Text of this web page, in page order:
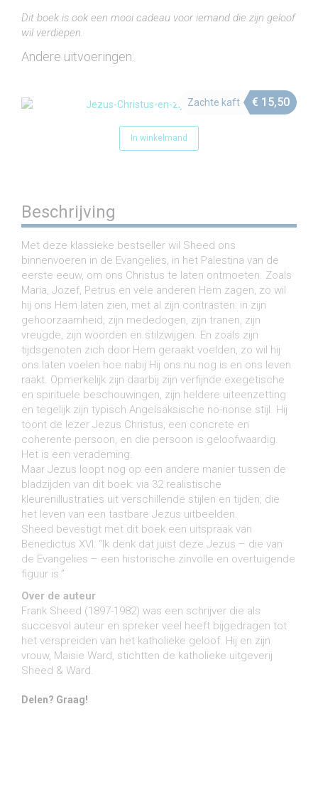
tijd
(e-
aantal
Dit boek is ook een mooi cadeau voor iemand die zijn geloof
wil verdiepen.
Andere uitvoeringen:
€ 15,50
Zachte kaft
In winkelmand
Beschrijving
Met deze klassieke bestseller wil Sheed ons
binnenvoeren in de Evangelies, in het Palestina van de
eerste eeuw, om ons Christus te laten ontmoeten. Zoals
Maria, Jozef, Petrus en vele anderen Hem zagen, zo wil
hij ons Hem laten zien, met al zijn contrasten: in zijn
gehoorzaamheid, zijn mededogen, zijn tranen, zijn
vreugde, zijn woorden en stilzwijgen. En zoals zijn
tijdsgenoten zich door Hem geraakt voelden, zo wil hij
ons laten voelen hoe nabij Hij ons nu nog is en ons leven
raakt. Opmerkelijk zijn daarbij zijn verfijnde exegetische
en spirituele beschouwingen, zijn heldere uiteenzetting
en tegelijk zijn typisch Angelsaksische no-nonse stijl. Hij
toont de lezer Jezus Christus, een concrete en
coherente persoon, en die persoon is geloofwaardig.
Het is een verademing.
Maar Jezus loopt nog op een andere manier tussen de
bladzijden van dit boek: via 32 realistische
kleurenillustraties uit verschillende stijlen en tijden, die
het leven van een tastbare Jezus uitbeelden.
Sheed bevestigt met dit boek een uitspraak van
Benedictus XVI: “Ik denk dat juist deze Jezus – die van
de Evangelies – een historische zinvolle en overtuigende
figuur is.”
Over de auteur
Frank Sheed (1897-1982) was een schrijver die als
succesvol auteur en spreker veel heeft bijgedragen tot
het verspreiden van het katholieke geloof. Hij en zijn
vrouw, Maisie Ward, stichtten de katholieke uitgeverij
Sheed & Ward.
Delen? Graag!